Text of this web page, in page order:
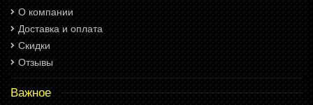
О компании
Доставка и оплата
Скидки
Отзывы
Важное